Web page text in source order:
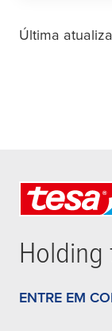
Última
ENTRE EM